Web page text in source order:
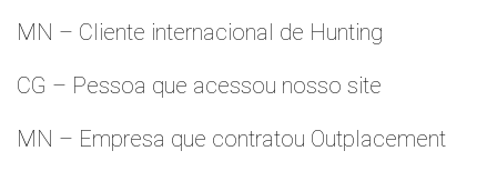
MN – Cliente internacional de Hunting
CG – Pessoa que acessou nosso site
MN – Empresa que contratou Outplacement